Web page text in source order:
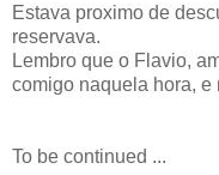
Estava proximo de
reservava.
Lembro que o Flavio,
comigo naquela hora,
To be continued ...